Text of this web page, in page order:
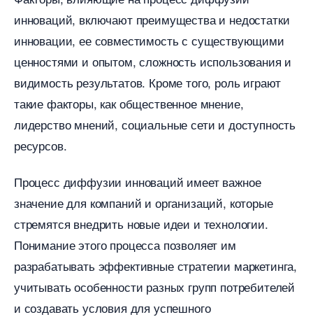
инноваций, включают преимущества и недостатки
инновации, ее совместимость с существующими
ценностями и опытом, сложность использования и
идимость результатов.​ Кроме того, роль играют
такие факторы, как общественное мнение,
лидерство мнений, социальные сети и доступность
ресурсов.​
Процесс диффузии инноваций имеет важное
значение для компаний и организаций, которые
стремятся внедрить новые идеи и технологии.
Понимание этого процесса позволяет им
разрабатывать эффективные стратегии маркетинга,
учитывать особенности разных групп потребителей
и создавать условия для успешного